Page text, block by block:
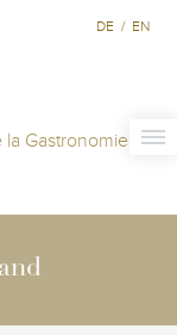
Gastronomie
DE / EN